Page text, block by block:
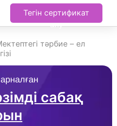
Тегін сертификат
алу
сабақ
тәрбие – ел